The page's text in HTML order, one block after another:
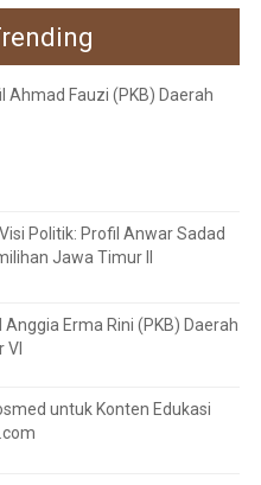
Ahmad Fauzi (PKB) Daerah
Politik: Profil Anwar Sadad
Jawa Timur II
Erma Rini (PKB) Daerah
VI
untuk Konten Edukasi